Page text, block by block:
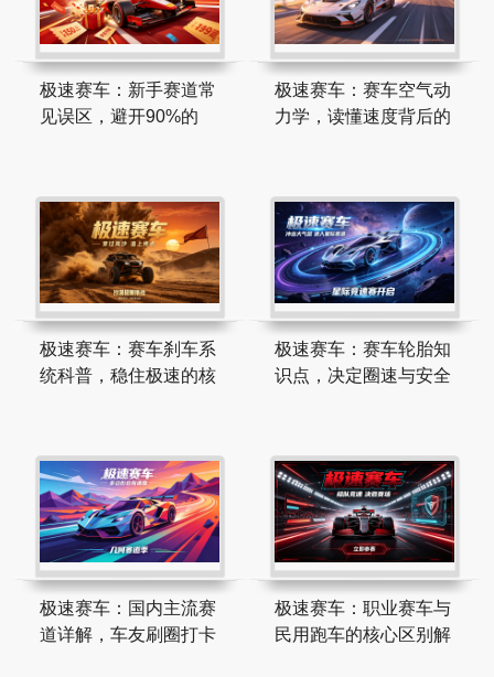
极速赛车：新手赛道常
见误区，避开90%的
极速赛车：赛车空气动
力学，读懂速度背后的
极速赛车：赛车刹车系
统科普，稳住极速的核
极速赛车：赛车轮胎知
识点，决定圈速与安全
极速赛车：国内主流赛
道详解，车友刷圈打卡
极速赛车：职业赛车与
民用跑车的核心区别解